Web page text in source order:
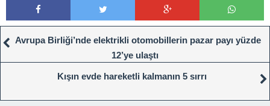
Avrupa Birliği’nde elektrikli otomobillerin pazar payı yüzde
12’ye ulaştı
Kışın evde hareketli kalmanın 5 sırrı